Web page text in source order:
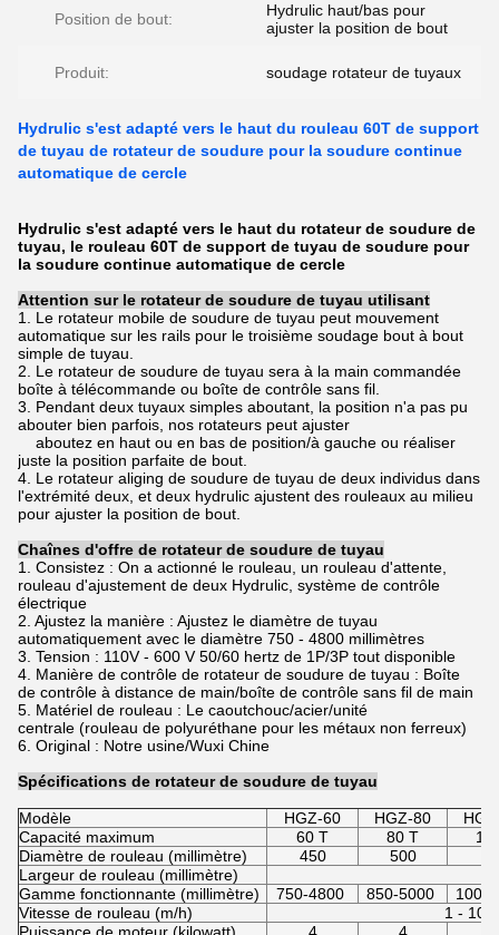
Position de bout:
Hydrulic haut/bas pour
ajuster la position de bout
Produit: soudage rotateur de tuyaux
Hydrulic s'est adapté vers le haut du rouleau 60T de support
de tuyau de rotateur de soudure pour la soudure continue
automatique de cercle
Hydrulic s'est adapté vers le haut du rotateur de soudure de
tuyau, le rouleau 60T de support de tuyau de soudure pour
la soudure continue automatique de cercle
Attention sur le rotateur de soudure de tuyau utilisant
1. Le rotateur mobile de soudure de tuyau peut mouvement
automatique sur les rails pour le troisième soudage bout à bout
simple de tuyau.
2. Le rotateur de soudure de tuyau sera à la main commandée
boîte à télécommande ou boîte de contrôle sans fil.
3. Pendant deux tuyaux simples aboutant, la position n'a pas pu
abouter bien parfois, nos rotateurs peut ajuster
aboutez en haut ou en bas de position/à gauche ou réaliser
juste la position parfaite de bout.
4. Le rotateur aliging de soudure de tuyau de deux individus dans
l'extrémité deux, et deux hydrulic ajustent des rouleaux au milieu
pour ajuster la position de bout.
Chaînes d'offre de rotateur de soudure de tuyau
1. Consistez : On a actionné le rouleau, un rouleau d'attente,
rouleau d'ajustement de deux Hydrulic, système de contrôle
électrique
2. Ajustez la manière : Ajustez le diamètre de tuyau
automatiquement avec le diamètre 750 - 4800 millimètres
3. Tension : 110V - 600 V 50/60 hertz de 1P/3P tout disponible
4. Manière de contrôle de rotateur de soudure de tuyau : Boîte
de contrôle à distance de main/boîte de contrôle sans fil de main
5. Matériel de rouleau : Le caoutchouc/acier/unité
centrale (rouleau de polyuréthane pour les métaux non ferreux)
6. Original : Notre usine/Wuxi Chine
Spécifications de rotateur de soudure de tuyau
Modèle HGZ-60 HGZ-80
Capacité maximum
60 T 80 T
Diamètre de rouleau (millimètre)
450 500
Largeur de rouleau (millimètre)
Gamme fonctionnante (millimètre)
750-4800 850-5000
Vitesse de rouleau (m/h)
1 -